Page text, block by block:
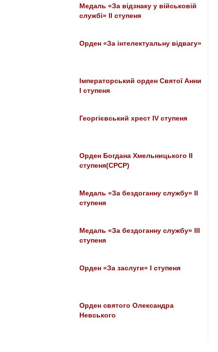
Медаль «За відзнаку у військовій
службі» II ступеня
Орден «За інтелектуальну відвагу»
Імператорський орден Святої Анни
І ступеня
Георгієвський хрест ІV ступеня
Орден Богдана Хмельницького ІІ
ступеня(СРСР)
Медаль «За бездоганну службу» II
ступеня
Медаль «За бездоганну службу» III
ступеня
Орден «За заслуги» I ступеня
Орден святого Олександра
Невського